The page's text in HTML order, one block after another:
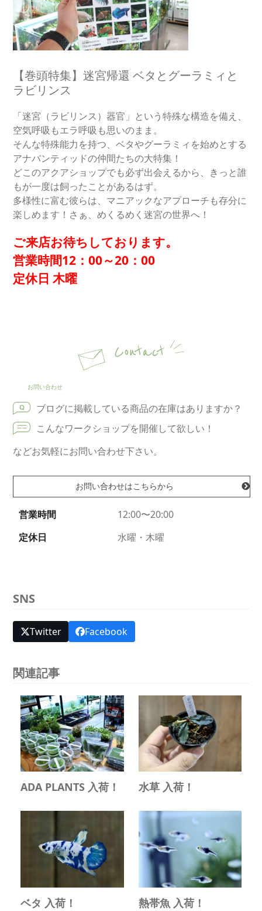
【巻頭特集】迷宮帰還 ベタとグーラミィと
ラビリンス
「迷宮（ラビリンス）器官」という特殊な構造を備え、
空気呼吸もエラ呼吸も思いのまま。
そんな特殊能力を持つ、ベタやグーラミィを始めとする
アナバンティッドの仲間たちの大特集！
どこのアクアショップでも必ず出会えるから、きっと誰
もが一度は飼ったことがあるはず。
多様性に富む彼らは、マニアックなアプローチも存分に
楽しめます！さぁ、めくるめく迷宮の世界へ！
ご来店お待ちしております。
営業時間12：00～20：00
定休日 木曜
Contact
お問い合わせ
ブログに掲載している商品の在庫はありますか？
こんなワークショップを開催して欲しい！
などお気軽にお問い合わせ下さい。
お問い合わせはこちらから
営業時間
12:00〜20:00
定休日
水曜・木曜
SNS
Twitter Facebook
関連記事
ADA PLANTS 入荷！ 水草 入荷！
ベタ 入荷！ 熱帯魚 入荷！